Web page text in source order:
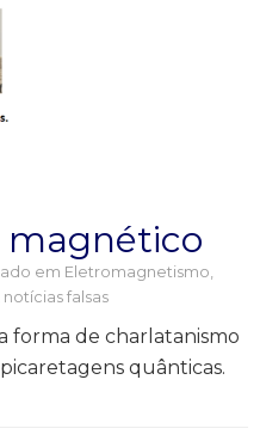
magnético
em Eletromagnetismo,
falsas
forma de charlatanismo
quânticas.